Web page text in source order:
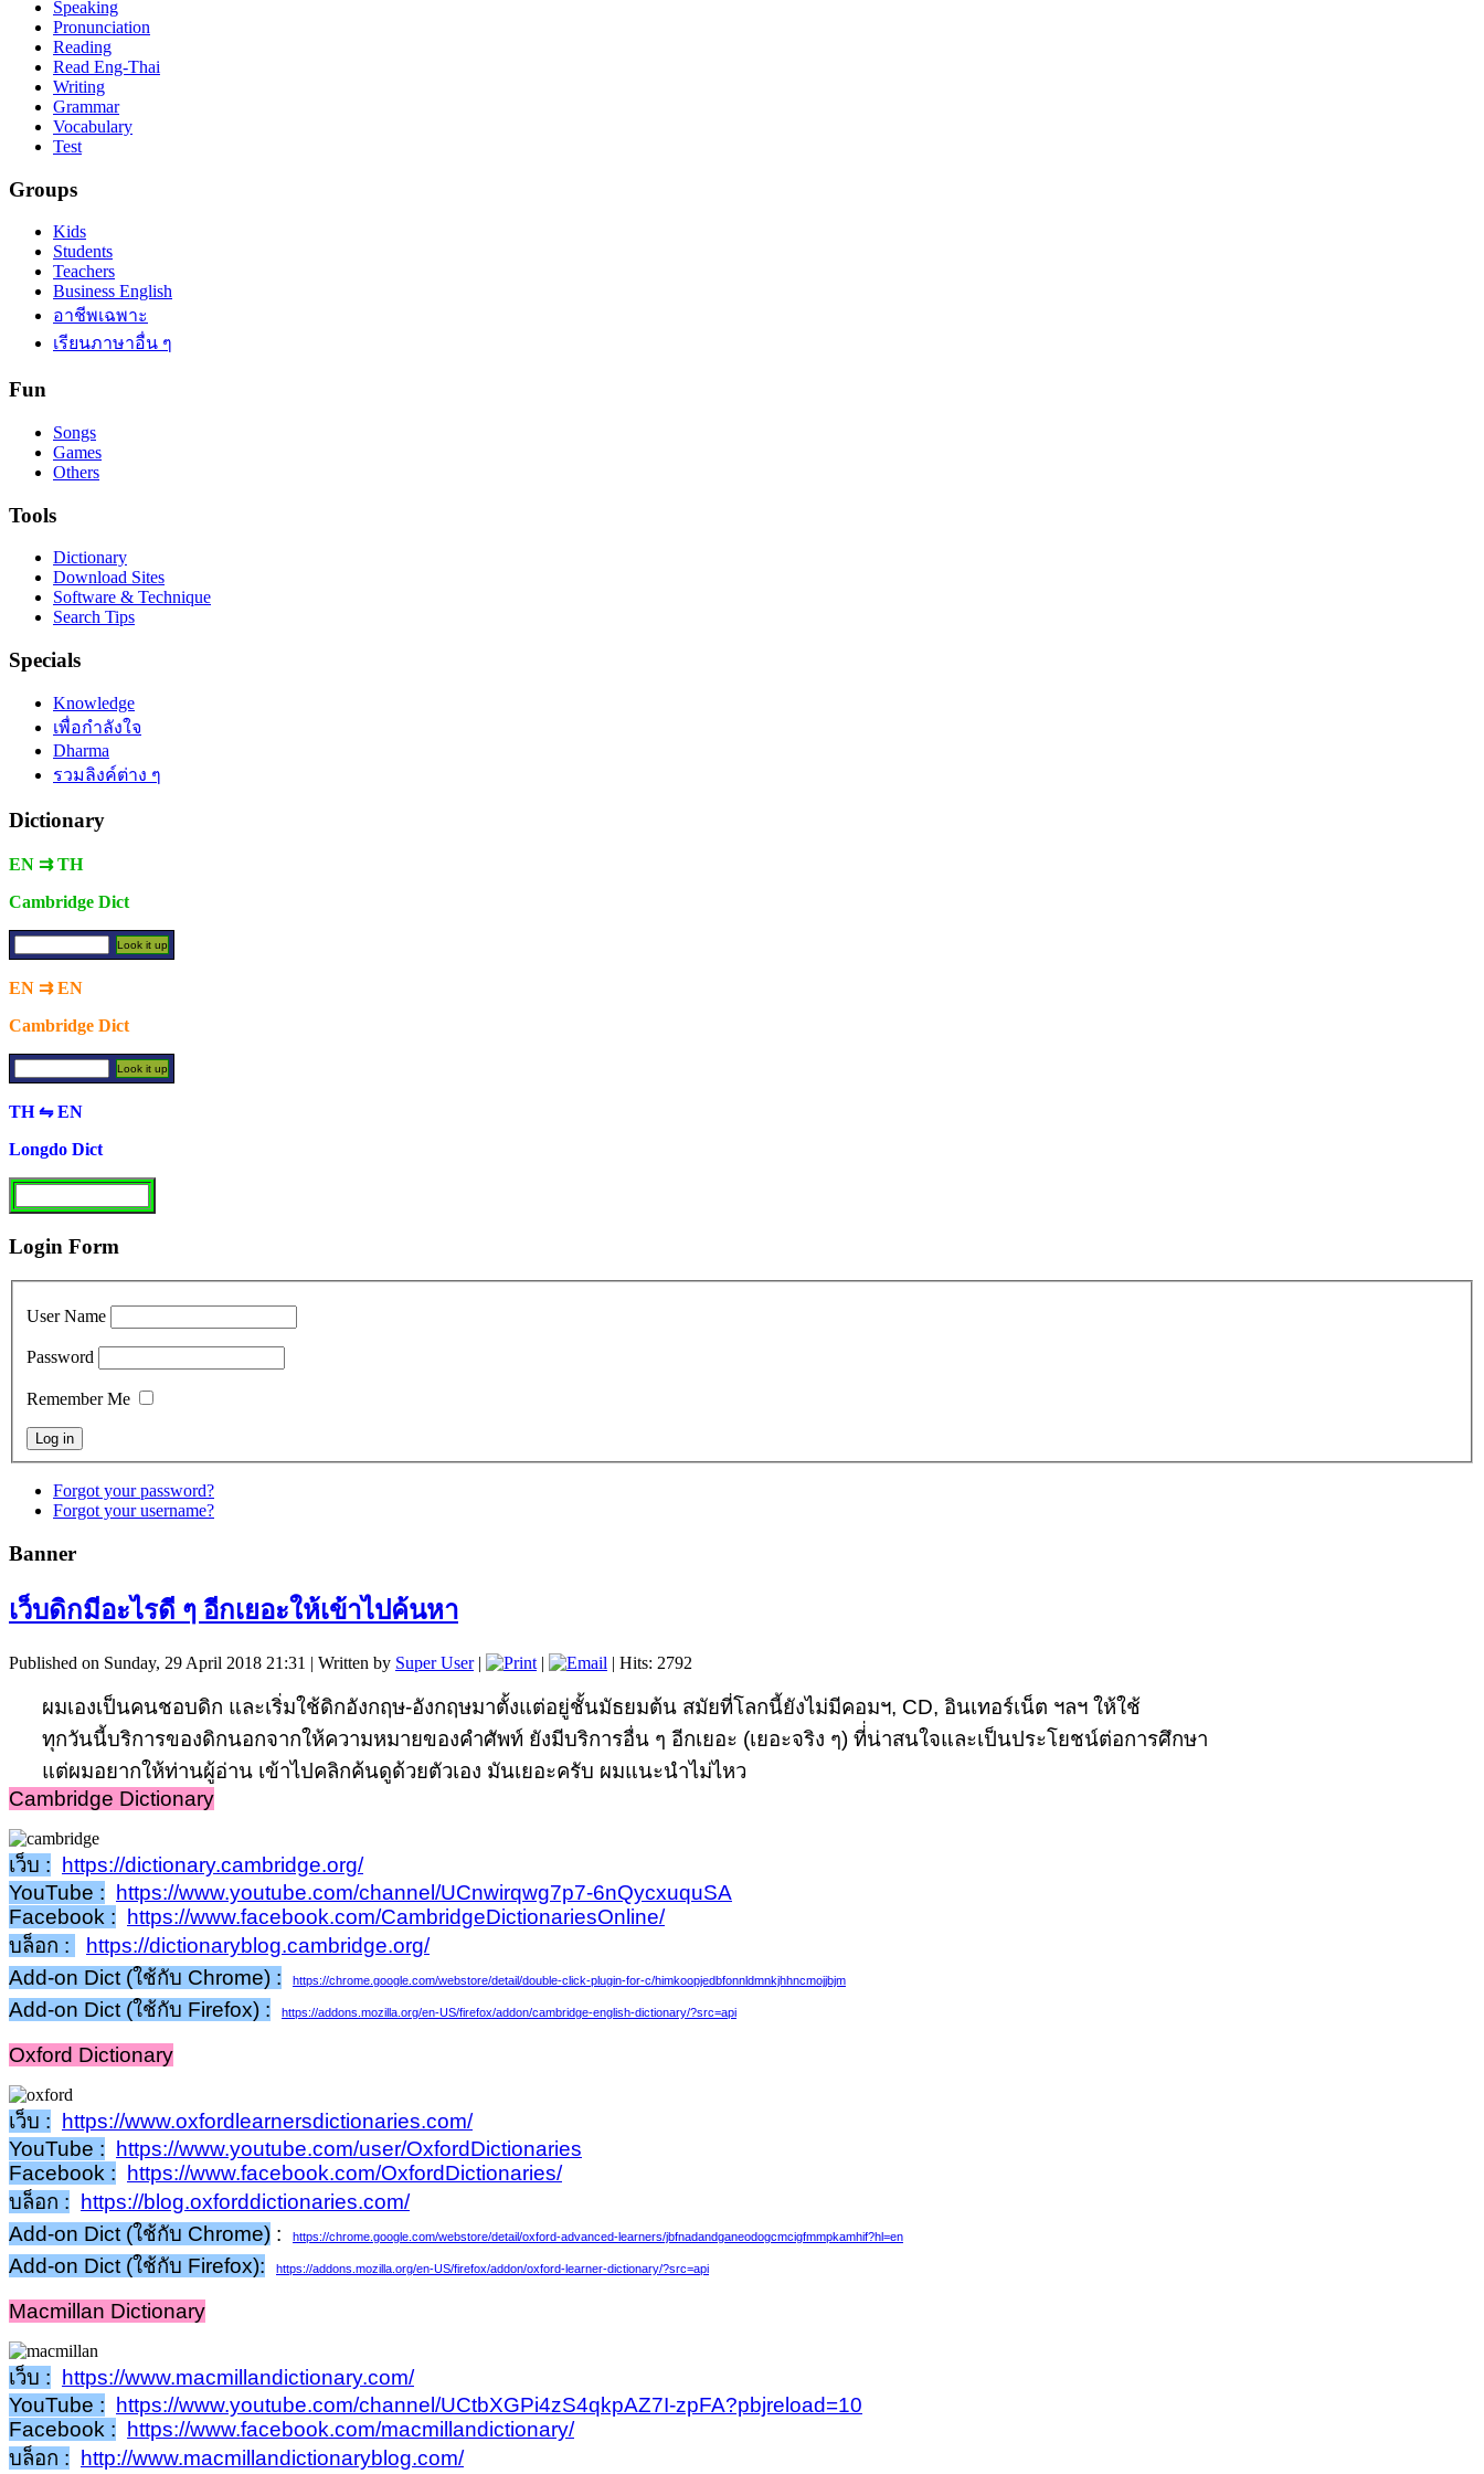
Speaking
Pronunciation
Reading
Read Eng-Thai
Writing
Grammar
Vocabulary
Test
Groups
Kids
Students
Teachers
Business English
อาชีพเฉพาะ
เรียนภาษาอื่น ๆ
Fun
Songs
Games
Others
Tools
Dictionary
Download Sites
Software & Technique
Search Tips
Specials
Knowledge
เพื่อกำลังใจ
Dharma
รวมลิงค์ต่าง ๆ
Dictionary
EN ⇉ TH
Cambridge Dict
EN ⇉ EN
Cambridge Dict
TH ⇋ EN
Longdo Dict
Login Form
User Name
Password
Remember Me
Forgot your password?
Forgot your username?
Banner
เว็บดิกมีอะไรดี ๆ อีกเยอะให้เข้าไปค้นหา
Published on Sunday, 29 April 2018 21:31 | Written by Super User| | | Hits: 2792
ผมเองเป็นคนชอบดิก และเริ่มใช้ดิกอังกฤษ-อังกฤษมาตั้งแต่อยู่ชั้นมัธยมต้น สมัยที่โลกนี้ยังไม่มีคอมฯ, CD, อินเทอร์เน็ต ฯลฯ ให้ใช้
ทุกวันนี้บริการของดิกนอกจากให้ความหมายของคำศัพท์ ยังมีบริการอื่น ๆ อีกเยอะ (เยอะจริง ๆ) ที่่น่าสนใจและเป็นประโยชน์ต่อการศึกษา
แต่ผมอยากให้ท่านผู้อ่าน เข้าไปคลิกค้นดูด้วยตัวเอง มันเยอะครับ ผมแนะนำไม่ไหว
Cambridge Dictionary
เว็บ : https://dictionary.cambridge.org/
YouTube : https://www.youtube.com/channel/UCnwirqwg7p7-6nQycxuquSA
Facebook : https://www.facebook.com/CambridgeDictionariesOnline/
บล็อก :
https://dictionaryblog.cambridge.org/
Add-on Dict (ใช้กับ Chrome) :
https://chrome.google.com/webstore/detail/double-click-plugin-for-c/himkoopjedbfonnldmnkjhhncmojjbjm
Add-on Dict (ใช้กับ Firefox) : https://addons.mozilla.org/en-US/firefox/addon/cambridge-english-dictionary/?src=api
Oxford Dictionary
เว็บ : https://www.oxfordlearnersdictionaries.com/
YouTube : https://www.youtube.com/user/OxfordDictionaries
Facebook : https://www.facebook.com/OxfordDictionaries/
บล็อก : https://blog.oxforddictionaries.com/
Add-on Dict (ใช้กับ Chrome) : https://chrome.google.com/webstore/detail/oxford-advanced-learners/jbfnadandganeodogcmcigfmmpkamhif?hl=en
Add-on Dict (ใช้กับ Firefox): https://addons.mozilla.org/en-US/firefox/addon/oxford-learner-dictionary/?src=api
Macmillan Dictionary
เว็บ : https://www.macmillandictionary.com/
YouTube : https://www.youtube.com/channel/UCtbXGPi4zS4qkpAZ7I-zpFA?pbjreload=10
Facebook : https://www.facebook.com/macmillandictionary/
บล็อก : http://www.macmillandictionaryblog.com/